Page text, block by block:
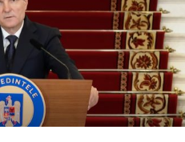
alimentelor în acest
acordate în 2019 şi
la finalul anului viitor